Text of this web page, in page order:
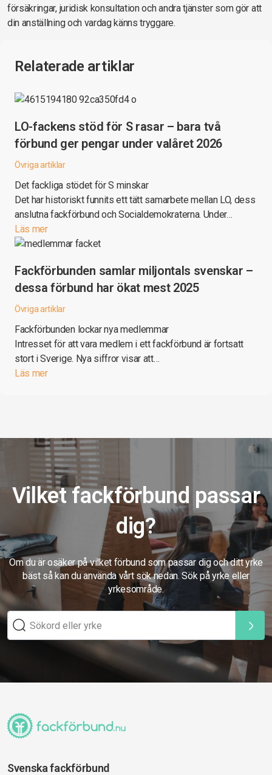
försäkringar, juridisk konsultation och andra tjänster som gör att
din anställning och vardag känns tryggare.
Relaterade artiklar
LO-fackens stöd för S rasar – bara två
förbund ger pengar under valåret 2026
Övriga artiklar
Det fackliga stödet för S minskar
Det har historiskt funnits ett tätt samarbete mellan LO, dess
anslutna fackförbund och Socialdemokraterna. Under…
Läs mer
Fackförbunden samlar miljontals svenskar –
dessa förbund har ökat mest 2025
Övriga artiklar
Fackförbunden lockar nya medlemmar
Intresset för att vara medlem i ett fackförbund är fortsatt
stort i Sverige. Nya siffror visar att…
Läs mer
Vilket fackförbund passar
dig?
Om du är osäker på vilket förbund som passar dig och ditt yrke
bäst så kan du använda vårt sök nedan. Sök på yrke eller
yrkesområde.
Svenska fackförbund